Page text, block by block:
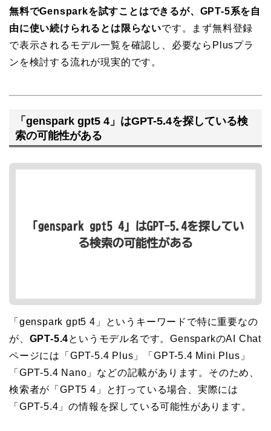
無料でGensparkを試すことはできるが、GPT-5系を自
由に使い続けられるとは限らないです。まず無料登録
で表示されるモデル一覧を確認し、必要ならPlusプラ
ンを検討する流れが現実的です。
「genspark gpt5 4」はGPT-5.4を探している検
索の可能性がある
「genspark gpt5 4」というキーワードで特に重要なの
が、 GPT-5.4というモデル名です。GensparkのAI Chat
ページには「GPT-5.4 Plus」「GPT-5.4 Mini Plus」
「GPT-5.4 Nano」などの記載があります。そのため、
検索者が「GPT5 4」と打っている場合、実際には
「GPT-5.4」の情報を探している可能性があります。